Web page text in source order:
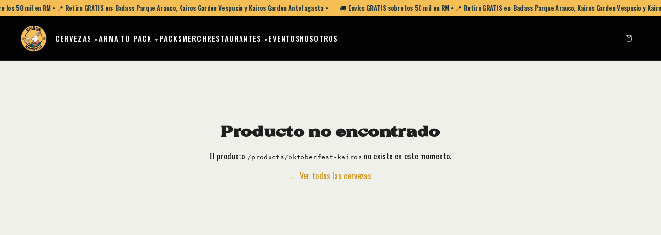
los 50 mil en RM • 📍 Retiro GRATIS en: Badass Parque Arauco, Kairos Garden Vespucio y Kairos Garden Antofagasta • 🚚 Envíos GRATIS sobre los 50 mil en RM • 📍 Retiro GRATIS en: Badass Parque Arauco, Kairos Garden Vespucio y
CERVEZAS ▼ARMA TU PACK ▼ PACKSMERCHRESTAURANTES ▼ EVENTOSNOSOTROS
Producto no encontrado
El producto /products/oktoberfest-kairos no existe en este momento.
← Ver todas las cervezas